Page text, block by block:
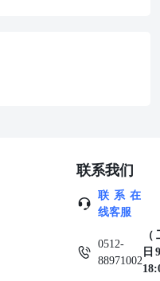
长，同时发行人结构将更加
发行人的首只离岸人民币债
。 * [BBNIIJ] 印尼主权
BNI、曼迪里银行和 PNM
是曼迪里投资管理公司 *
季度销售额同比增长
310亿美元） 万和香港已将其
套单位中约售出80%。
话：852 3657 6235/ 852 3900
联系我们
联系在
线客服
0512-
88971002
日